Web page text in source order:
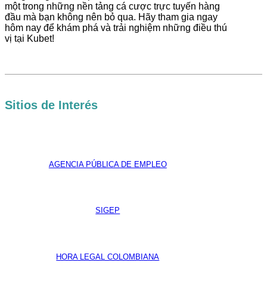
một trong những nền tảng cá cược trực tuyến hàng
đầu mà bạn không nên bỏ qua. Hãy tham gia ngay
hôm nay để khám phá và trải nghiệm những điều thú
vị tại Kubet!
Sitios de Interés
AGENCIA PÚBLICA DE EMPLEO
SIGEP
HORA LEGAL COLOMBIANA